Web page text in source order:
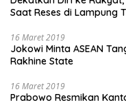
Saat Reses di Lampung
16 Maret 2019
Jokowi Minta ASEAN
Rakhine State
16 Maret 2019
Prabowo Resmikan